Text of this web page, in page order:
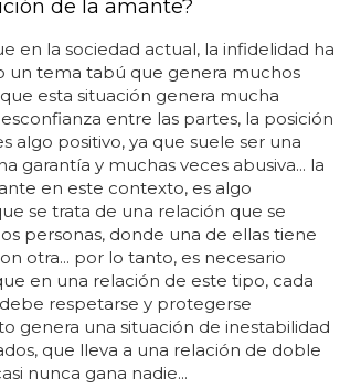
de la amante?
en la sociedad actual, la infidelidad ha
un tema tabú que genera muchos
que esta situación genera mucha
entre las partes, la posición
algo positivo, ya que suele ser una
garantía y muchas veces abusiva... la
en este contexto, es algo
se trata de una relación que se
personas, donde una de ellas tiene
otra... por lo tanto, es necesario
en una relación de este tipo, cada
respetarse y protegerse
genera una situación de inestabilidad
que lleva a una relación de doble
nunca gana nadie...